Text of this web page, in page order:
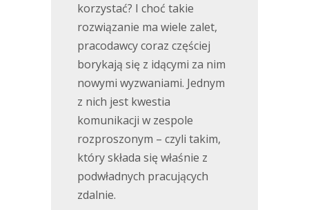
korzystać? I choć takie
rozwiązanie ma wiele zalet,
pracodawcy coraz częściej
borykają się z idącymi za nim
nowymi wyzwaniami. Jednym
z nich jest kwestia
komunikacji w zespole
rozproszonym – czyli takim,
który składa się właśnie z
podwładnych pracujących
zdalnie.